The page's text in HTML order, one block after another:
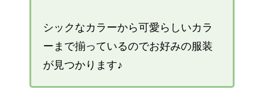
シックなカラーから可愛らしいカラ
ーまで揃っているのでお好みの服装
が見つかります♪